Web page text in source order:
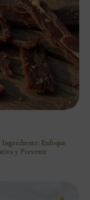
Ingrediente: Enfoque
y Prevenir